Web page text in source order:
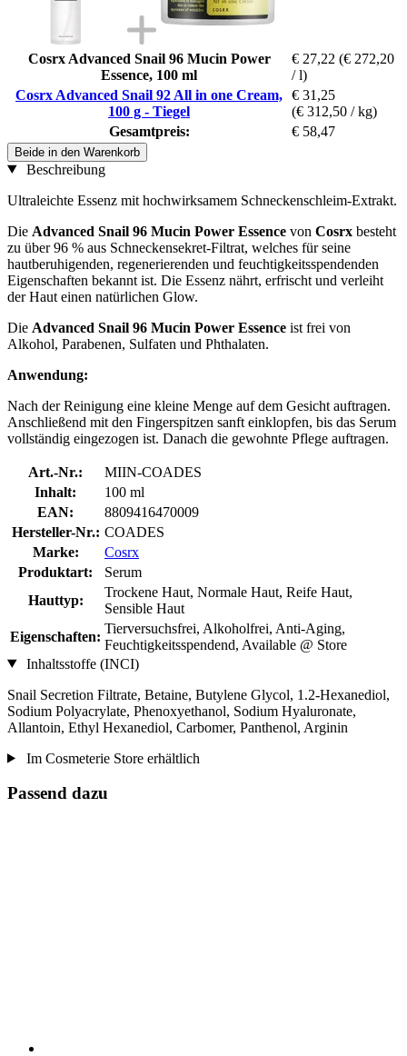
Cosrx Advanced Snail 96 Mucin Power
Essence, 100 ml
€ 27,22 (€ 272,20
/ l)
Cosrx Advanced Snail 92 All in one Cream,
100 g - Tiegel
€ 31,25
(€ 312,50 / kg)
Gesamtpreis:
€ 58,47
Beide in den Warenkorb
Beschreibung
Ultraleichte Essenz mit hochwirksamem Schneckenschleim-Extrakt.
Die Advanced Snail 96 Mucin Power Essence von Cosrx besteht
zu über 96 % aus Schneckensekret-Filtrat, welches für seine
hautberuhigenden, regenerierenden und feuchtigkeitsspendenden
Eigenschaften bekannt ist. Die Essenz nährt, erfrischt und verleiht
der Haut einen natürlichen Glow.
Die Advanced Snail 96 Mucin Power Essence ist frei von
Alkohol, Parabenen, Sulfaten und Phthalaten.
Anwendung:
Nach der Reinigung eine kleine Menge auf dem Gesicht auftragen.
Anschließend mit den Fingerspitzen sanft einklopfen, bis das Serum
vollständig eingezogen ist. Danach die gewohnte Pflege auftragen.
Art.-Nr.:
MIIN-COADES
Inhalt:
100 ml
EAN:
8809416470009
Hersteller-Nr.: COADES
Marke:
Cosrx
Produktart:
Serum
Hauttyp:
Trockene Haut, Normale Haut, Reife Haut,
Sensible Haut
Eigenschaften:
Tierversuchsfrei, Alkoholfrei, Anti-Aging,
Feuchtigkeitsspendend, Available @ Store
Inhaltsstoffe (INCI)
Snail Secretion Filtrate, Betaine, Butylene Glycol, 1.2-Hexanediol,
Sodium Polyacrylate, Phenoxyethanol, Sodium Hyaluronate,
Allantoin, Ethyl Hexanediol, Carbomer, Panthenol, Arginin
Im Cosmeterie Store erhältlich
Passend dazu